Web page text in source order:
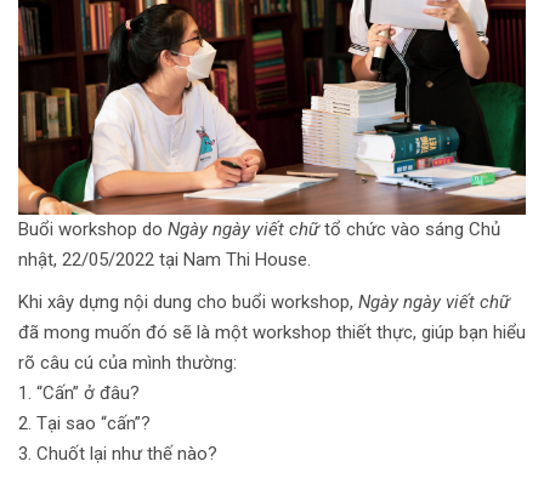
Buổi workshop do Ngày ngày viết chữtổ chức vào sáng Chủ
nhật, 22/05/2022 tại Nam Thi House.
Khi xây dựng nội dung cho buổi workshop, Ngày ngày viết chữ
đã mong muốn đó sẽ là một workshop thiết thực, giúp bạn hiểu
rõ câu cú của mình thường:
1. “Cấn” ở đâu?
2. Tại sao “cấn”?
3. Chuốt lại như thế nào?